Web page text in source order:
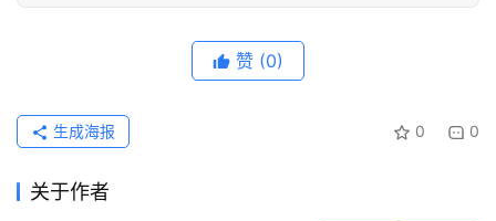
赞 (0)
0 0
生成海报
关于作者